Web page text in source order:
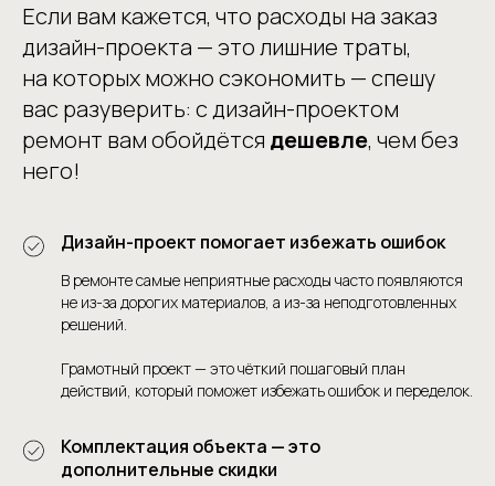
Если вам кажется, что расходы на заказ
дизайн-проекта — это лишние траты,
на которых можно сэкономить — спешу
вас разуверить: с дизайн-проектом
ремонт вам обойдётся дешевле, чем без
него!
Дизайн-проект помогает избежать ошибок
В ремонте самые неприятные расходы часто появляются
не из-за дорогих материалов, а из-за неподготовленных
решений.
Грамотный проект — это чёткий пошаговый план
действий, который поможет избежать ошибок и переделок.
Комплектация объекта — это
дополнительные скидки